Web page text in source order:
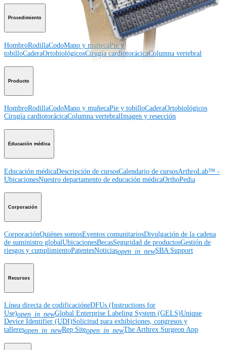
Procedimiento
HombroRodillaCodoMano y muñecaPie y
tobilloCaderaOrtobiológicosCirugía cardiotorácicaColumna vertebral
Producto
HombroRodillaCodoMano y muñecaPie y tobilloCaderaOrtobiológicos
Cirugía cardiotorácicaColumna vertebralImagen y resección
Educación médica
Educación médicaDescripción de cursosCalendario de cursosArthroLab™ -
UbicacionesNuestro departamento de educación médicaOrthoPedia
Corporación
CorporaciónQuiénes somosEventos comunitariosDivulgación de la cadena
de suministro globalUbicacionesBecasSeguridad de productosGestión de
riesgos y cumplimientoPatentesNoticiasopen_in_newSBA Support
Recursos
Línea directa de codificacióneDFUs (Instructions for
Use)open_in_newGlobal Enterprise Labeling System (GELS)Unique
Device Identifier (UDI)Solicitud para exhibiciones, congresos y
talleresopen_in_newRep Siteopen_in_newThe Arthrex Surgeon App